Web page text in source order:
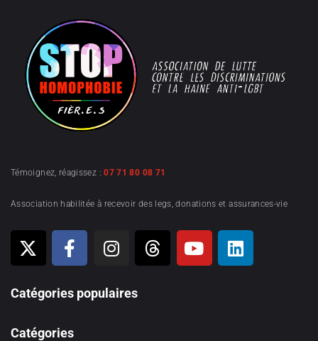
Témoignez, réagissez :07 71 80 08 71
Association habilitée à recevoir des legs, donations et assurances-vie
Catégories populaires
Catégories